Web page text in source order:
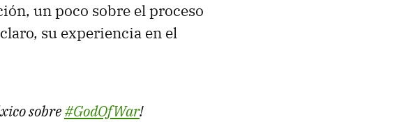
un poco sobre el proceso
su experiencia en el
sobre#GodOfWar!